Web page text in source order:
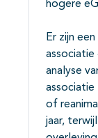
hogere
Er zijn
analyse
associatie
of
jaar,